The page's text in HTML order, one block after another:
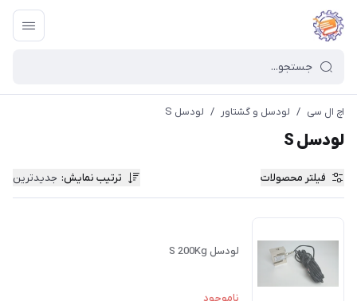
اچ ال سی / لودسل و گشتاور / لودسل S
لودسل S
فیلتر محصولات ترتیب نمایش: جدیدترین
لودسل S 200Kg
ناموجود